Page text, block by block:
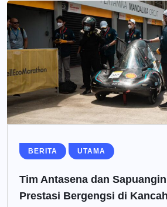
BERITA UTAMA
Tim Antasena dan
Prestasi Bergengsi di